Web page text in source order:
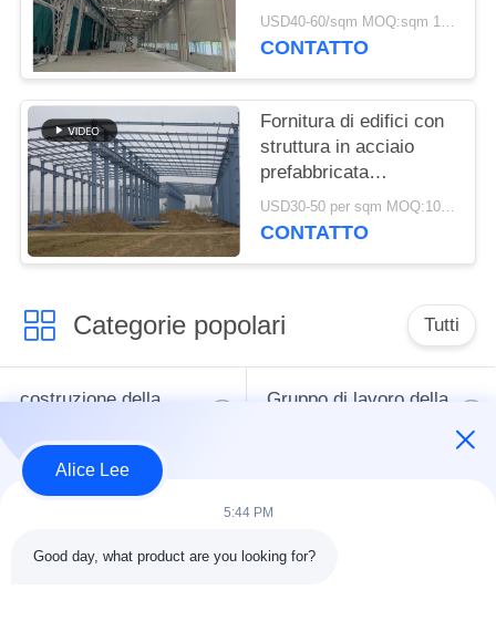
stoccaggio rispettose
dell'ambiente
USD40-60/sqm MOQ:sqm 1000
CONTATTO
Fornitura di edifici con
struttura in acciaio
prefabbricata
personalizzata zincata USD30-50 per sqm MOQ:1000 mq
CONTATTO
Categorie popolari Tutti
costruzione della
Gruppo di lavoro della
costruzioni edili
Alice Lee
5:44 PM
Good day, what product are you looking for?